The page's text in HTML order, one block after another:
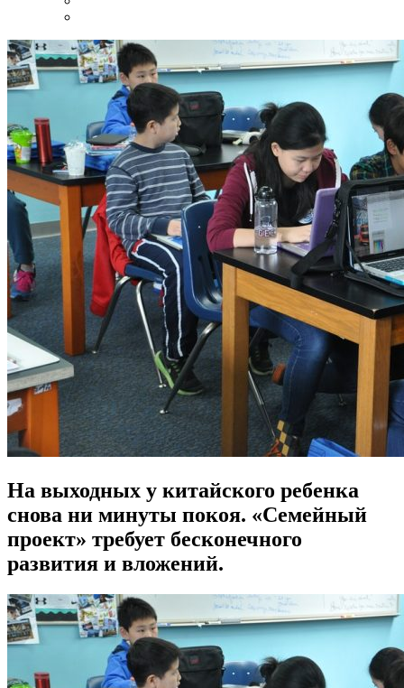
На выходных у китайского ребенка
снова ни минуты покоя. «Семейный
проект» требует бесконечного
развития и вложений.